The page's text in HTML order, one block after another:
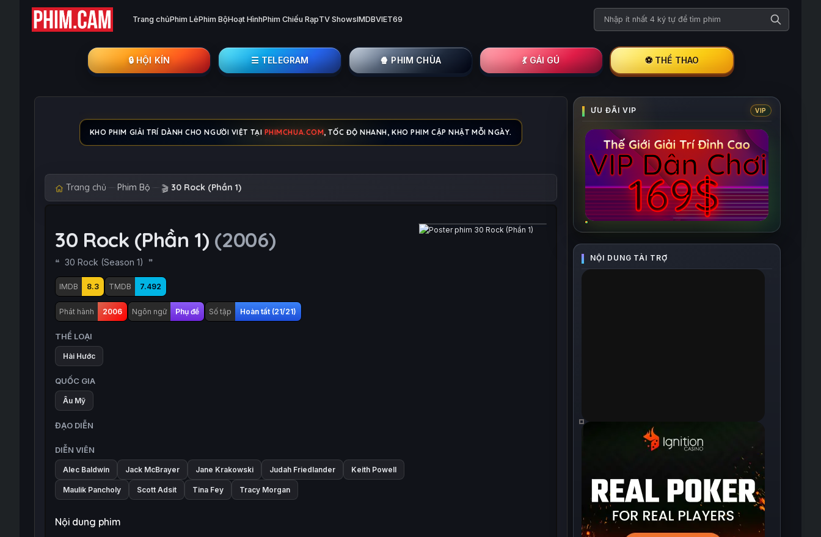
Trang chủPhim LẻPhim BộHoạt HìnhPhim Chiếu RạpTV ShowsIMDBVIET69 Tìm kiếm phim
🔒︎ HỘI KÍN ☰ TELEGRAM 🍿 PHIM CHÙA 💃 GÁI GÚ ⚽ THỂ THAO
KHO PHIM GIẢI TRÍ DÀNH CHO NGƯỜI VIỆT TẠI PHIMCHUA.COM, TỐC ĐỘ NHANH, KHO PHIM CẬP NHẬT MỖI NGÀY.
Trang chủ Phim Bộ 🎬 30 Rock (Phần 1)
30 Rock (Phần 1) (2006)
30 Rock (Season 1)
IMDB 8.3 TMDB 7.492
Phát hành 2006 Ngôn ngữ Phụ đề Số tập Hoàn tất (21/21)
THỂ LOẠI
Hài Hước
QUỐC GIA
Âu Mỹ
ĐẠO DIỄN
DIỄN VIÊN
Alec Baldwin Jack McBrayer Jane Krakowski Judah Friedlander Keith Powell
Maulik Pancholy Scott Adsit Tina Fey Tracy Morgan
Nội dung phim